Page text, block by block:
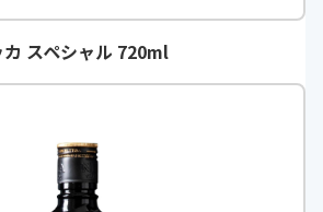
スペシャル 720ml